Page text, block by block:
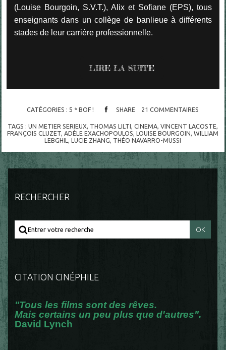
(Louise Bourgoin, S.V.T.), Alix et Sofiane (EPS), tous
enseignants dans un collège de banlieue à différents
stades de leur carrière professionnelle.
LIRE LA SUITE
CATÉGORIES : 5 * BOF ! SHARE 21 COMMENTAIRES
TAGS :UN METIER SERIEUX THOMAS LILTI ,CINEMA ,VINCENT LACOSTE
FRANÇOIS CLUZET ADÈLE EXACHOPOULOS ,LOUISE BOURGOIN ,WILLIAM
LEBGHIL
,LUCIE ZHANG THÉO NAVARRO-MUSSI
RECHERCHER
CITATION CINÉPHILE
"Tous les films sont des rêves.
Mais certains un peu plus que d'autres".
David Lynch